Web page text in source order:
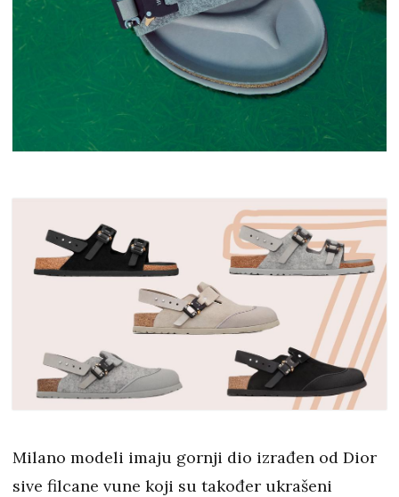
Milano modeli imaju gornji dio izrađen od Dior
sive filcane vune koji su također ukrašeni